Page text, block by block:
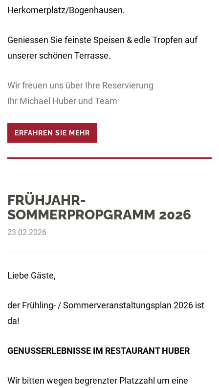
Herkomerplatz/Bogenhausen.
Geniessen Sie feinste Speisen & edle Tropfen auf
unserer schönen Terrasse.
Wir freuen uns über Ihre Reservierung
Ihr Michael Huber und Team
ERFAHREN SIE MEHR
FRÜHJAHR-
SOMMERPROPGRAMM 2026
23.02.2026
Liebe Gäste,
der Frühling- / Sommerveranstaltungsplan 2026 ist
da!
GENUSSERLEBNISSE IM RESTAURANT HUBER
Wir bitten wegen begrenzter Platzzahl um eine